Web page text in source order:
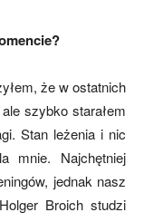
że w ostatnich
szybko starałem
Stan leżenia i nic
mnie. Najchętniej
jednak nasz
Broich studzi